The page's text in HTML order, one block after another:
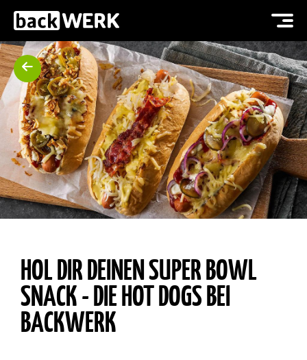
HOL DIR DEINEN SUPER BOWL
SNACK - DIE HOT DOGS BEI
BACKWERK